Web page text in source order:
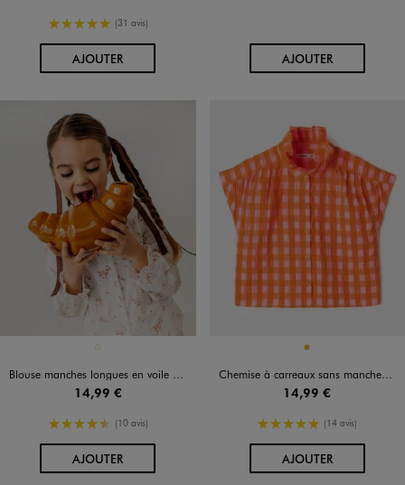
5/5 de moyenne
(31 avis)
AJOUTERAU PANIER AJOUTERAU PANIER
Blouse manches longues en voile ajouré et fleuri fille
14,99 €
4.5/5 de moyenne
(10 avis)
AJOUTERAU PANIER
Disponible en 1 coloris
ORANGE
Chemise à carreaux sans manches avec col à volants fille
14,99 €
5/5 de moyenne
(14 avis)
AJOUTERAU PANIER